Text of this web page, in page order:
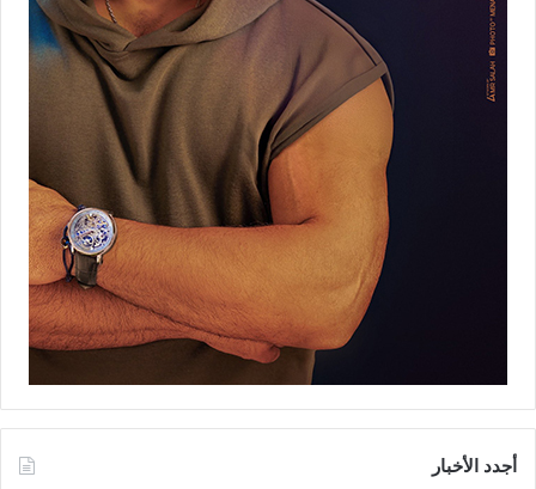
أجدد الأخبار